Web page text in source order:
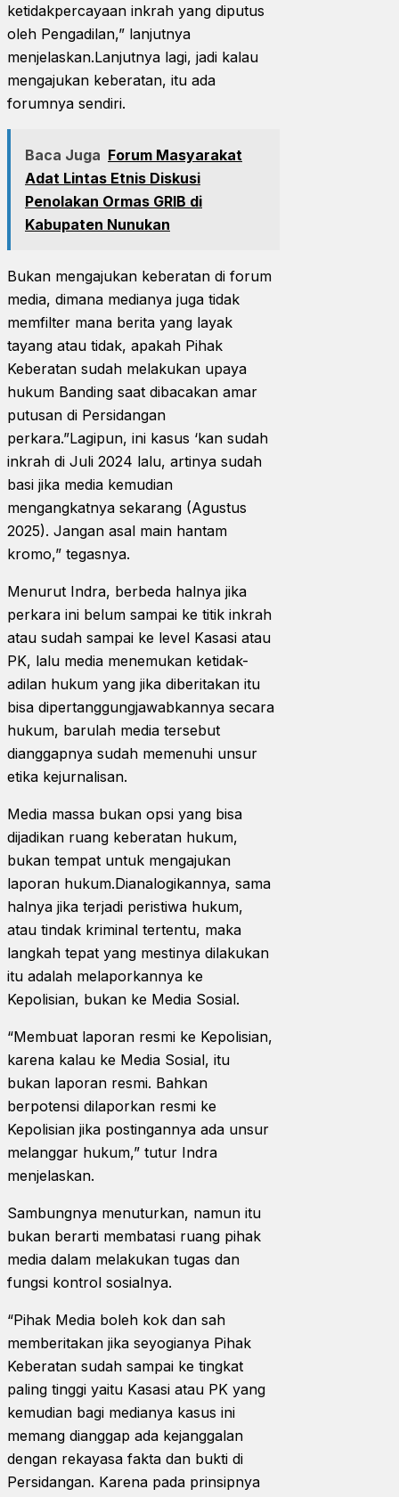
ketidakpercayaan inkrah yang diputus
oleh Pengadilan,” lanjutnya
menjelaskan.Lanjutnya lagi, jadi kalau
mengajukan keberatan, itu ada
forumnya sendiri.
Baca Juga Forum Masyarakat
Adat Lintas Etnis Diskusi
Penolakan Ormas GRIB di
Kabupaten Nunukan
Bukan mengajukan keberatan di forum
media, dimana medianya juga tidak
memfilter mana berita yang layak
tayang atau tidak, apakah Pihak
Keberatan sudah melakukan upaya
hukum Banding saat dibacakan amar
putusan di Persidangan
perkara.”Lagipun, ini kasus ‘kan sudah
inkrah di Juli 2024 lalu, artinya sudah
basi jika media kemudian
mengangkatnya sekarang (Agustus
2025). Jangan asal main hantam
kromo,” tegasnya.
Menurut Indra, berbeda halnya jika
perkara ini belum sampai ke titik inkrah
atau sudah sampai ke level Kasasi atau
PK, lalu media menemukan ketidak-
adilan hukum yang jika diberitakan itu
bisa dipertanggungjawabkannya secara
hukum, barulah media tersebut
dianggapnya sudah memenuhi unsur
etika kejurnalisan.
Media massa bukan opsi yang bisa
dijadikan ruang keberatan hukum,
bukan tempat untuk mengajukan
laporan hukum.Dianalogikannya, sama
halnya jika terjadi peristiwa hukum,
atau tindak kriminal tertentu, maka
langkah tepat yang mestinya dilakukan
itu adalah melaporkannya ke
Kepolisian, bukan ke Media Sosial.
“Membuat laporan resmi ke Kepolisian,
karena kalau ke Media Sosial, itu
bukan laporan resmi. Bahkan
berpotensi dilaporkan resmi ke
Kepolisian jika postingannya ada unsur
melanggar hukum,” tutur Indra
menjelaskan.
Sambungnya menuturkan, namun itu
bukan berarti membatasi ruang pihak
media dalam melakukan tugas dan
fungsi kontrol sosialnya.
“Pihak Media boleh kok dan sah
memberitakan jika seyogianya Pihak
Keberatan sudah sampai ke tingkat
paling tinggi yaitu Kasasi atau PK yang
kemudian bagi medianya kasus ini
memang dianggap ada kejanggalan
dengan rekayasa fakta dan bukti di
Persidangan. Karena pada prinsipnya